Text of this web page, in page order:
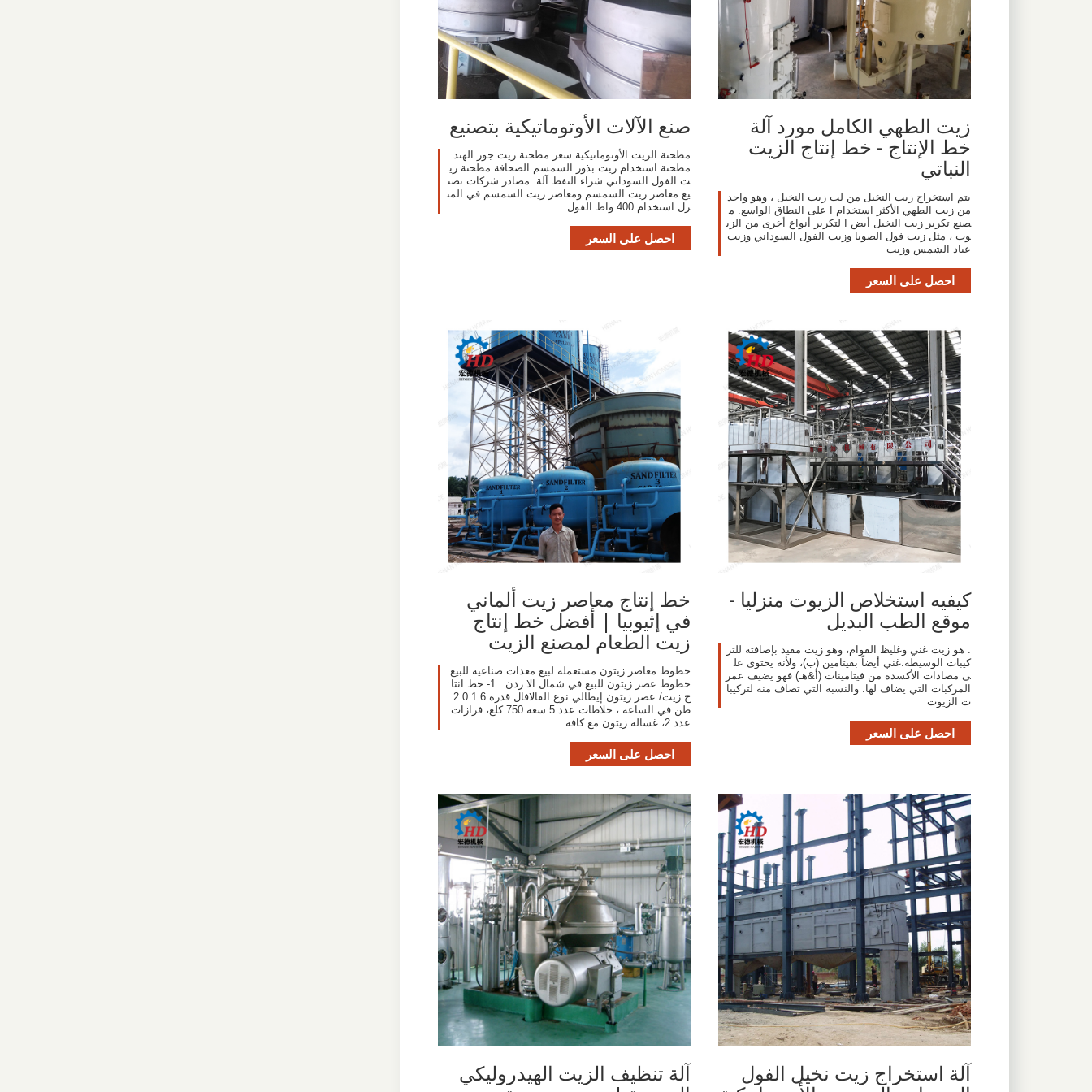
زيت الطهي الكامل مورد آلة
خط الإنتاج - خط إنتاج الزيت
النباتي
يتم استخراج زيت النخيل من لب زيت النخيل ، وهو واحد
من زيت الطهي الأكثر استخدام ا على النطاق الواسع. م
صنع تكرير زيت النخيل أيض ا لتكرير أنواع أخرى من الزي
وت ، مثل زيت فول الصويا وزيت الفول السوداني وزيت
عباد الشمس وزيت
احصل على السعر
صنع الآلات الأوتوماتيكية بتصنيع
مطحنة الزيت الأوتوماتيكية سعر مطحنة زيت جوز الهند
مطحنة استخدام زيت بذور السمسم الصحافة مطحنة زي
ت الفول السوداني شراء النفط آلة. مصادر شركات تصن
يع معاصر زيت السمسم ومعاصر زيت السمسم في المن
زل استخدام 400 واط الفول
احصل على السعر
كيفيه استخلاص الزيوت منزليا -
موقع الطب البديل
: هو زيت غني وغليظ القوام، وهو زيت مفيد بإضافته للتر
كيبات الوسيطة.غني أيضاً بفيتامين (ب)، ولأنه يحتوى عل
ى مضادات الأكسدة من فيتامينات (أ&هـ) فهو يضيف عمر
المركبات التي يضاف لها. والنسبة التي تضاف منه لتركيبا
ت الزيوت
احصل على السعر
خط إنتاج معاصر زيت ألماني
في إثيوبيا | أفضل خط إنتاج
زيت الطعام لمصنع الزيت
خطوط معاصر زيتون مستعمله لبيع معدات صناعية للبيع
خطوط عصر زيتون للبيع في شمال الا ردن : 1- خط انتا
ج زيت/ عصر زيتون إيطالي نوع الفالافال قدرة 1.6 2.0
طن في الساعة ، خلاطات عدد 5 سعه 750 كلغ، فرازات
عدد 2، غسالة زيتون مع كافة
احصل على السعر
آلة استخراج زيت نخيل الفول آلة تنظيف الزيت الهيدروليكي